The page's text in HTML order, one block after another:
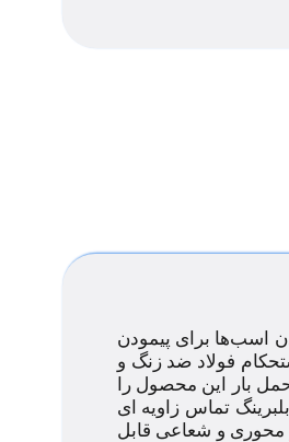
اسب‌ها برای پیمودن
فولاد ضد زنگ و
بار این محصول را
تماس زاویه ای
محوری و شعاعی قابل